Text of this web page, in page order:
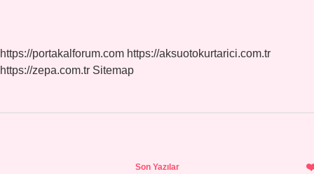
https://portakalforum.com https://aksuotokurtarici.com.tr
https://zepa.com.tr Sitemap
Son Yazılar